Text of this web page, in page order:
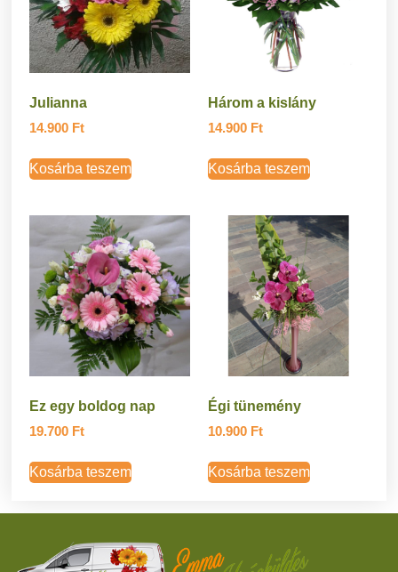
Julianna
14.900 Ft
Kosárba teszem
Három a kislány
14.900 Ft
Kosárba teszem
Ez egy boldog nap
19.700 Ft
Kosárba teszem
Égi tünemény
10.900 Ft
Kosárba teszem